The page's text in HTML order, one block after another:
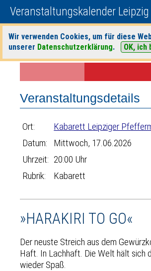
Veranstaltungskalender Leipzig
Wir verwenden Cookies, um für diese
unserer Datenschutzerklärung. OK, ich
Startseite>Veranstaltungen>Suche>
Veranstaltungsdetails
Ort:
Kabarett Leipziger
Datum:
Mittwoch, 17.06.2026
Uhrzeit: 20:00 Uhr
Rubrik:
Kabarett
»HARAKIRI TO GO«
Der neuste Streich aus dem
Haft. In Lachhaft. Die Welt hält sich
wieder Spaß.